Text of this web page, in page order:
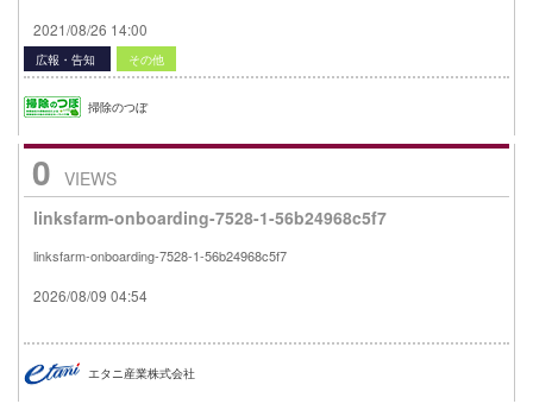
2021/08/26 14:00
広報・告知 その他
掃除のつぼ
0 VIEWS
linksfarm-onboarding-7528-1-56b24968c5f7
linksfarm-onboarding-7528-1-56b24968c5f7
2026/08/09 04:54
エタニ産業株式会社